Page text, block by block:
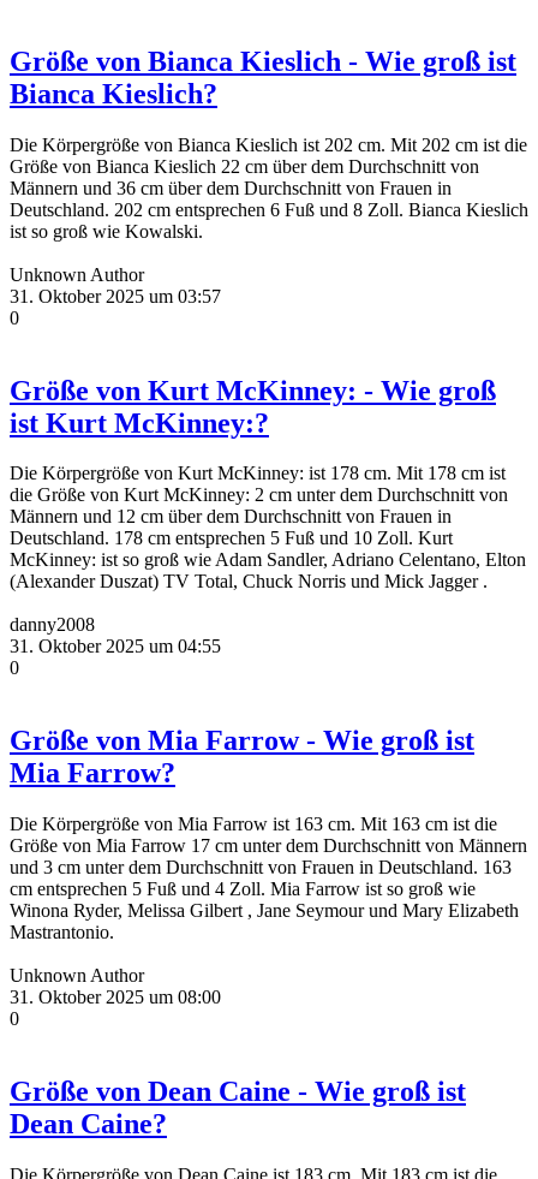
Größe von Bianca Kieslich - Wie groß ist
Bianca Kieslich?
Die Körpergröße von Bianca Kieslich ist 202 cm. Mit 202 cm ist die
Größe von Bianca Kieslich 22 cm über dem Durchschnitt von
Männern und 36 cm über dem Durchschnitt von Frauen in
Deutschland. 202 cm entsprechen 6 Fuß und 8 Zoll. Bianca Kieslich
ist so groß wie Kowalski.
Unknown Author
31. Oktober 2025 um 03:57
0
Größe von Kurt McKinney: - Wie groß
ist Kurt McKinney:?
Die Körpergröße von Kurt McKinney: ist 178 cm. Mit 178 cm ist
die Größe von Kurt McKinney: 2 cm unter dem Durchschnitt von
Männern und 12 cm über dem Durchschnitt von Frauen in
Deutschland. 178 cm entsprechen 5 Fuß und 10 Zoll. Kurt
McKinney: ist so groß wie Adam Sandler, Adriano Celentano, Elton
(Alexander Duszat) TV Total, Chuck Norris und Mick Jagger .
danny2008
31. Oktober 2025 um 04:55
0
Größe von Mia Farrow - Wie groß ist
Mia Farrow?
Die Körpergröße von Mia Farrow ist 163 cm. Mit 163 cm ist die
Größe von Mia Farrow 17 cm unter dem Durchschnitt von Männern
und 3 cm unter dem Durchschnitt von Frauen in Deutschland. 163
cm entsprechen 5 Fuß und 4 Zoll. Mia Farrow ist so groß wie
Winona Ryder, Melissa Gilbert , Jane Seymour und Mary Elizabeth
Mastrantonio.
Unknown Author
31. Oktober 2025 um 08:00
0
Größe von Dean Caine - Wie groß ist
Dean Caine?
Die Körpergröße von Dean Caine ist 183 cm. Mit 183 cm ist die